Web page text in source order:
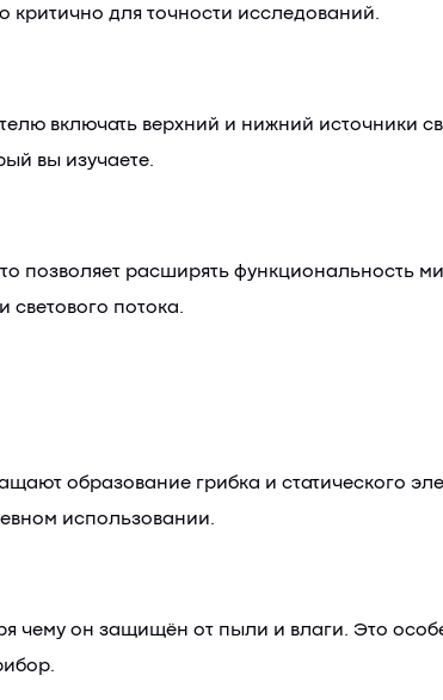
критично для точности исследований.
включать верхний и нижний источники
вы изучаете.
позволяет расширять функциональность
потока.
образование грибка и статического
использовании.
чему он защищён от пыли и влаги. Это